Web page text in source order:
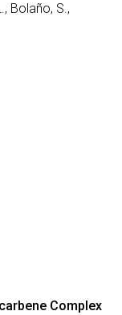
Bolaño, S.,
Complex